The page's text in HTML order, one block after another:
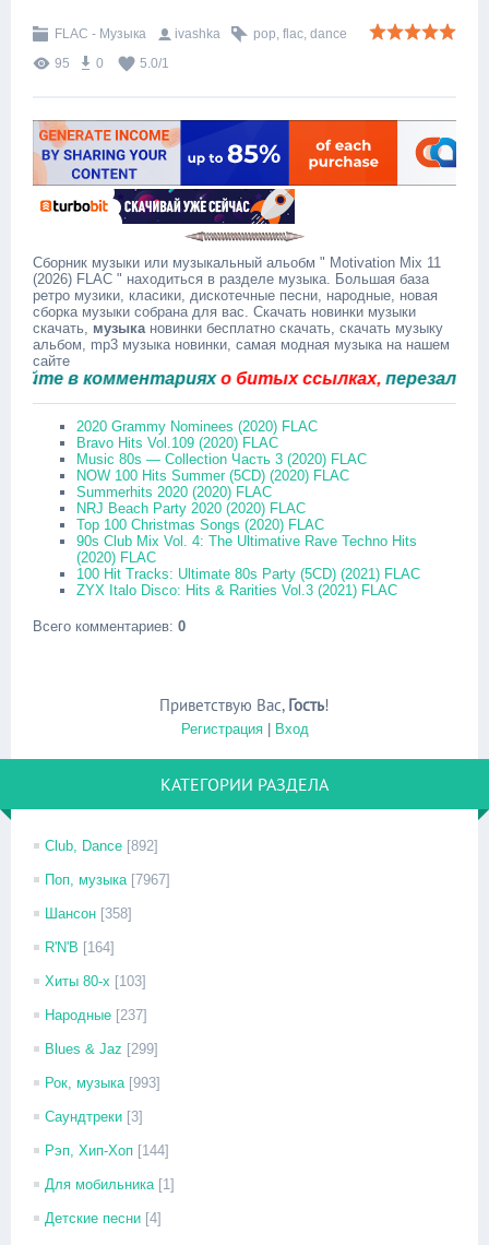
FLAC - Музыка ivashka pop, flac, dance
95
0 5.0/1
Сборник музыки или музыкальный альобм " Motivation Mix 11
(2026) FLAC " находиться в разделе музыка. Большая база
ретро музики, класики, дискотечные песни, народные, новая
сборка музыки собрана для вас. Скачать новинки музыки
скачать, музыкановинки бесплатно скачать, скачать музыку
альбом, mp3 музыка новинки, самая модная музыка на нашем
сайте
в комментарияхо битых ссылках,перезальём
2020 Grammy Nominees (2020) FLAC
Bravo Hits Vol.109 (2020) FLAC
Music 80s — Collection Часть 3 (2020) FLAC
NOW 100 Hits Summer (5CD) (2020) FLAC
Summerhits 2020 (2020) FLAC
NRJ Beach Party 2020 (2020) FLAC
Top 100 Christmas Songs (2020) FLAC
90s Club Mix Vol. 4: The Ultimative Rave Techno Hits
(2020) FLAC
100 Hit Tracks: Ultimate 80s Party (5CD) (2021) FLAC
ZYX Italo Disco: Hits & Rarities Vol.3 (2021) FLAC
Всего комментариев: 0
Приветствую Вас, Гость!
Регистрация| Вход
КАТЕГОРИИ РАЗДЕЛА
Club, Dance [892]
Поп, музыка [7967]
Шансон [358]
R'N'B [164]
Хиты 80-х [103]
Народные [237]
Blues & Jaz [299]
Рок, музыка [993]
Саундтреки [3]
Рэп, Хип-Хоп [144]
Для мобильника [1]
Детские песни [4]